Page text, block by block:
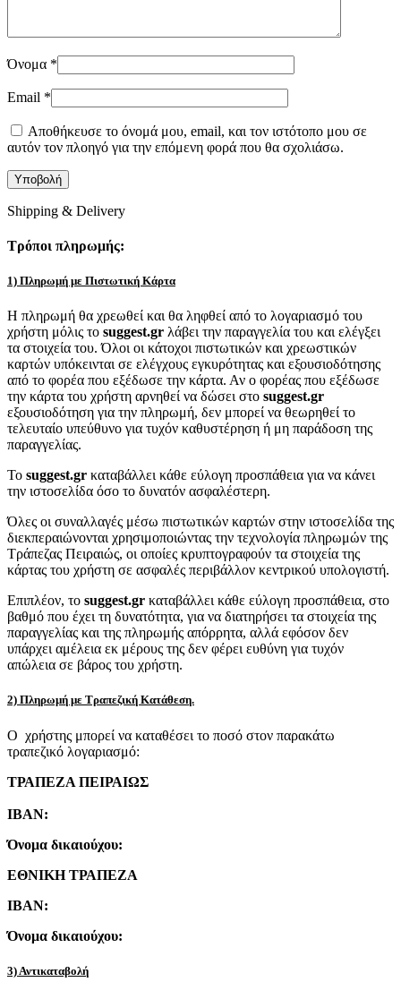
Όνομα *
Email *
Αποθήκευσε το όνομά μου, email, και τον ιστότοπο μου σε
αυτόν τον πλοηγό για την επόμενη φορά που θα σχολιάσω.
Shipping & Delivery
Τρόποι πληρωμής:
1) Πληρωμή με Πιστωτική Κάρτα
Η πληρωμή θα χρεωθεί και θα ληφθεί από το λογαριασμό του
χρήστη μόλις το suggest.gr λάβει την παραγγελία του και ελέγξει
τα στοιχεία του. Όλοι οι κάτοχοι πιστωτικών και χρεωστικών
καρτών υπόκεινται σε ελέγχους εγκυρότητας και εξουσιοδότησης
από το φορέα που εξέδωσε την κάρτα. Αν ο φορέας που εξέδωσε
την κάρτα του χρήστη αρνηθεί να δώσει στο suggest.gr
εξουσιοδότηση για την πληρωμή, δεν μπορεί να θεωρηθεί το
τελευταίο υπεύθυνο για τυχόν καθυστέρηση ή μη παράδοση της
παραγγελίας.
Το suggest.gr καταβάλλει κάθε εύλογη προσπάθεια για να κάνει
την ιστοσελίδα όσο το δυνατόν ασφαλέστερη.
Όλες οι συναλλαγές μέσω πιστωτικών καρτών στην ιστοσελίδα της
διεκπεραιώνονται χρησιμοποιώντας την τεχνολογία πληρωμών της
Τράπεζας Πειραιώς, οι οποίες κρυπτογραφούν τα στοιχεία της
κάρτας του χρήστη σε ασφαλές περιβάλλον κεντρικού υπολογιστή.
Επιπλέον, το suggest.gr καταβάλλει κάθε εύλογη προσπάθεια, στο
βαθμό που έχει τη δυνατότητα, για να διατηρήσει τα στοιχεία της
παραγγελίας και της πληρωμής απόρρητα, αλλά εφόσον δεν
υπάρχει αμέλεια εκ μέρους της δεν φέρει ευθύνη για τυχόν
απώλεια σε βάρος του χρήστη.
2) Πληρωμή με Τραπεζική Κατάθεση.
Ο χρήστης μπορεί να καταθέσει το ποσό στον παρακάτω
τραπεζικό λογαριασμό:
ΤΡΑΠΕΖΑ ΠΕΙΡΑΙΩΣ
IBAN:
Όνομα δικαιούχου:
ΕΘΝΙΚΗ ΤΡΑΠΕΖΑ
IBAN:
Όνομα δικαιούχου:
3) Αντικαταβολή